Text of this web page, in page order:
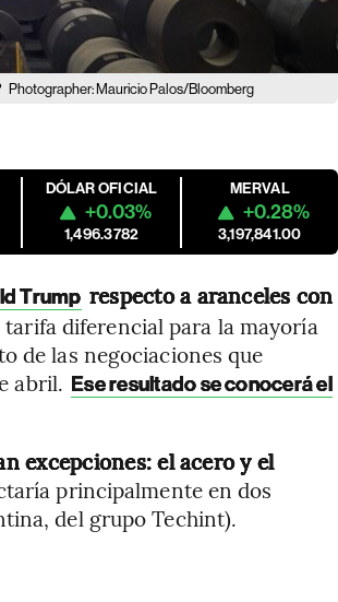
Photographer: Mauricio Palos/Bloomberg
DÓLAR OFICIAL
+0.03%
1,496.3782
MERVAL
+0.28%
3,197,841.00
Trump respecto a aranceles con
diferencial para la mayoría
de las negociaciones que
abril. Ese resultado se conocerá el
excepciones: el acero y el
principalmente en dos
del grupo Techint).